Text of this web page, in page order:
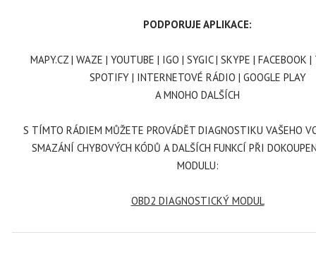
PODPORUJE APLIKACE:
MAPY.CZ | WAZE | YOUTUBE | IGO | SYGIC | SKYPE | FACEBOOK
SPOTIFY | INTERNETOVÉ RÁDIO | GOOGLE PLAY
A MNOHO DALŠÍCH
S TÍMTO RÁDIEM MŮŽETE PROVÁDĚT DIAGNOSTIKU VAŠEHO
SMAZÁNÍ CHYBOVÝCH KÓDŮ A DALŠÍCH FUNKCÍ PŘI
MODULU:
OBD2 DIAGNOSTICKÝ MODUL